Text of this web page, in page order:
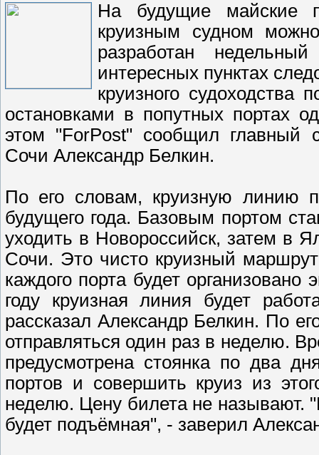
На будущие майские
круизным судном
разработан
интересных пунктах
круизного
остановками в попутных портах
этом "ForPost" сообщил главный
Сочи Александр Белкин.
По его словам, круизную линию
будущего года. Базовым портом
уходить в Новороссийск, затем в
Сочи. Это чисто круизный
каждого порта будет
году круизная линия будет
рассказал Александр Белкин. По
отправляться один раз в неделю.
предусмотрена стоянка по два
портов и совершить круиз из
неделю. Цену билета не называют.
будет подъёмная", - заверил